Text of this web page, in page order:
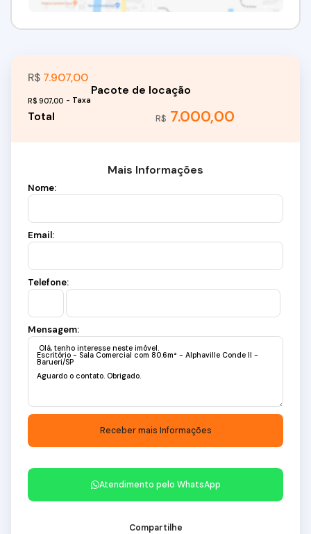
R$ 7.000,00
R$ 907,00
R$ 7.907,00
Mais Informações
Nome:
Email:
Telefone:
Mensagem:
Atendimento pelo WhatsApp
Compartilhe